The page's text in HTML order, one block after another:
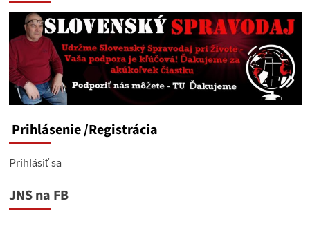
pasci:
Kyjev
snaží
utajiť
„katastrofu“.
Prihlásenie/Registrácia
Prihlásiť sa
JNS na FB